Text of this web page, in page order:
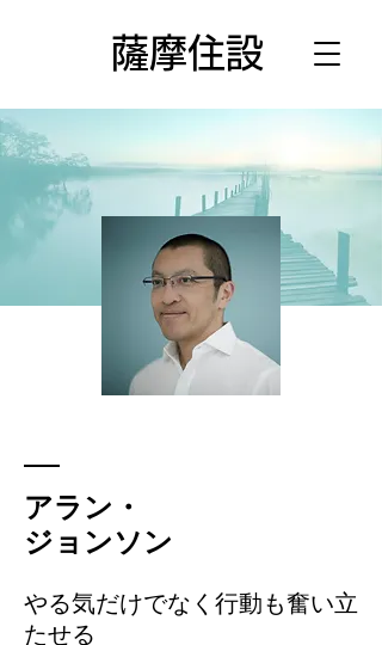
薩摩住設
アラン・
​ジョンソン
やる気だけでなく行動も奮い立
たせる